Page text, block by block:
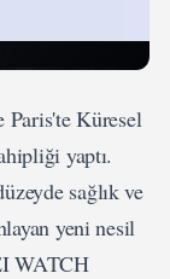
Paris'te Küresel
yaptı.
sağlık ve
yeni nesil
WATCH